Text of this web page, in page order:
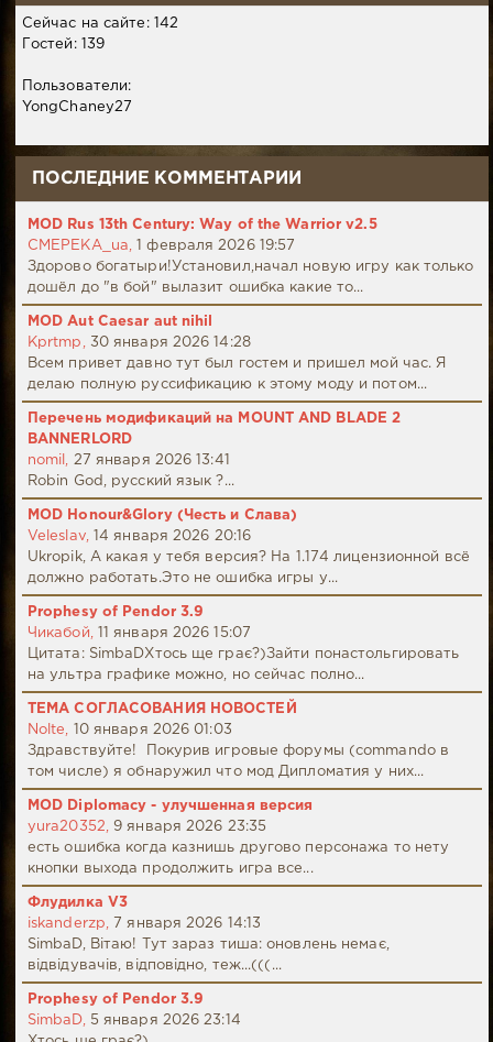
Сейчас на сайте: 142
Гостей: 139
Пользователи:
YongChaney27
ПОСЛЕДНИЕ КОММЕНТАРИИ
MOD Rus 13th Century: Way of the Warrior v2.5
CMEPEKA_ua,
1 февраля 2026 19:57
Здорово богатыри!Установил,начал новую игру как только
дошёл до "в бой" вылазит ошибка какие то...
MOD Aut Caesar aut nihil
Kprtmp,
30 января 2026 14:28
Всем привет давно тут был гостем и пришел мой час. Я
делаю полную руссификацию к этому моду и потом...
Перечень модификаций на MOUNT AND BLADE 2
BANNERLORD
nomil,
27 января 2026 13:41
Robin God, русский язык ?...
MOD Honour&Glory (Честь и Слава)
Veleslav,
14 января 2026 20:16
Ukropik, А какая у тебя версия? На 1.174 лицензионной всё
должно работать.Это не ошибка игры у...
Prophesy of Pendor 3.9
Чикабой,
11 января 2026 15:07
Цитата: SimbaDХтось ще грає?)Зайти понастольгировать
на ультра графике можно, но сейчас полно...
ТЕМА СОГЛАСОВАНИЯ НОВОСТЕЙ
Nolte,
10 января 2026 01:03
Здравствуйте! Покурив игровые форумы (commando в
том числе) я обнаружил что мод Дипломатия у них...
MOD Diplomacy - улучшенная версия
yura20352,
9 января 2026 23:35
есть ошибка когда казнишь другово персонажа то нету
кнопки выхода продолжить игра все...
Флудилка V3
iskanderzp,
7 января 2026 14:13
SimbaD, Вітаю! Тут зараз тиша: оновлень немає,
відвідувачів, відповідно, теж...(((...
Prophesy of Pendor 3.9
SimbaD,
5 января 2026 23:14